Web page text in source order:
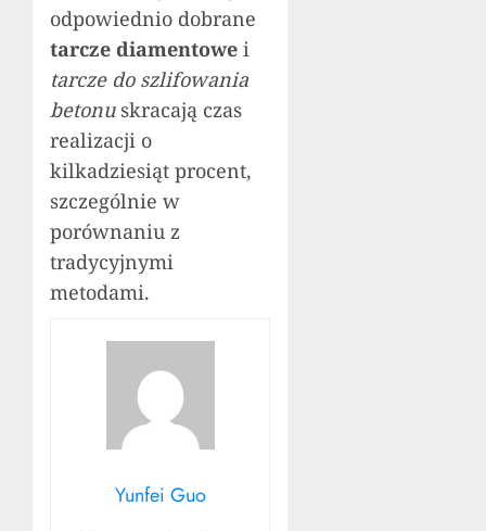
odpowiednio dobrane
tarcze diamentowe i
tarcze do szlifowania
betonuskracają czas
realizacji o
kilkadziesiąt procent,
szczególnie w
porównaniu z
tradycyjnymi
metodami.
Yunfei Guo